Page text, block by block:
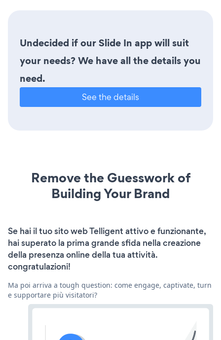
Undecided if our Slide In app will suit
your needs? We have all the details you
need.
See the details
Remove the Guesswork of
Building Your Brand
Se hai il tuo sito web Telligent attivo e funzionante,
hai superato la prima grande sfida nella creazione
della presenza online della tua attività.
congratulazioni!
Ma poi arriva a tough question: come engage, captivate, turn
e supportare più visitatori?